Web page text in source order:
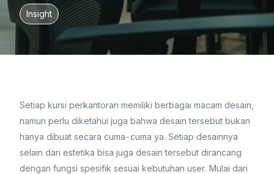
Insight
Setiap kursi perkantoran memiliki berbagai macam desain,
namun perlu diketahui juga bahwa desain tersebut bukan
hanya dibuat secara cuma-cuma ya. Setiap desainnya
selain dari estetika bisa juga desain tersebut dirancang
dengan fungsi spesifik sesuai kebutuhan user. Mulai dari